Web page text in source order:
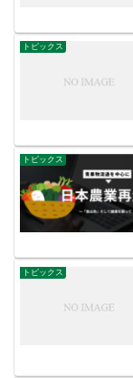
トピックス
トピックス
トピックス